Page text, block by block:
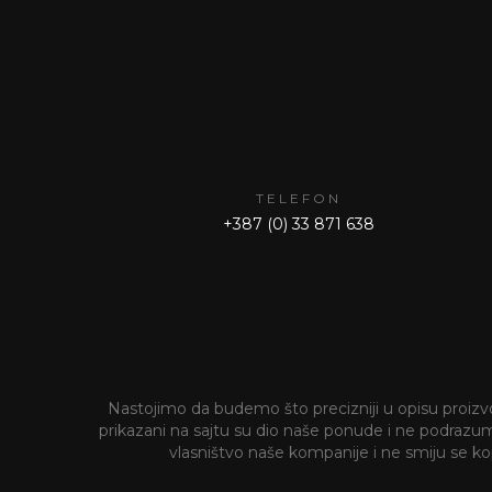
TELEFON
+387 (0) 33 871 638
Nastojimo da budemo što precizniji u opisu
prikazani na sajtu su dio naše ponude i ne
vlasništvo naše kompanije i ne smiju se